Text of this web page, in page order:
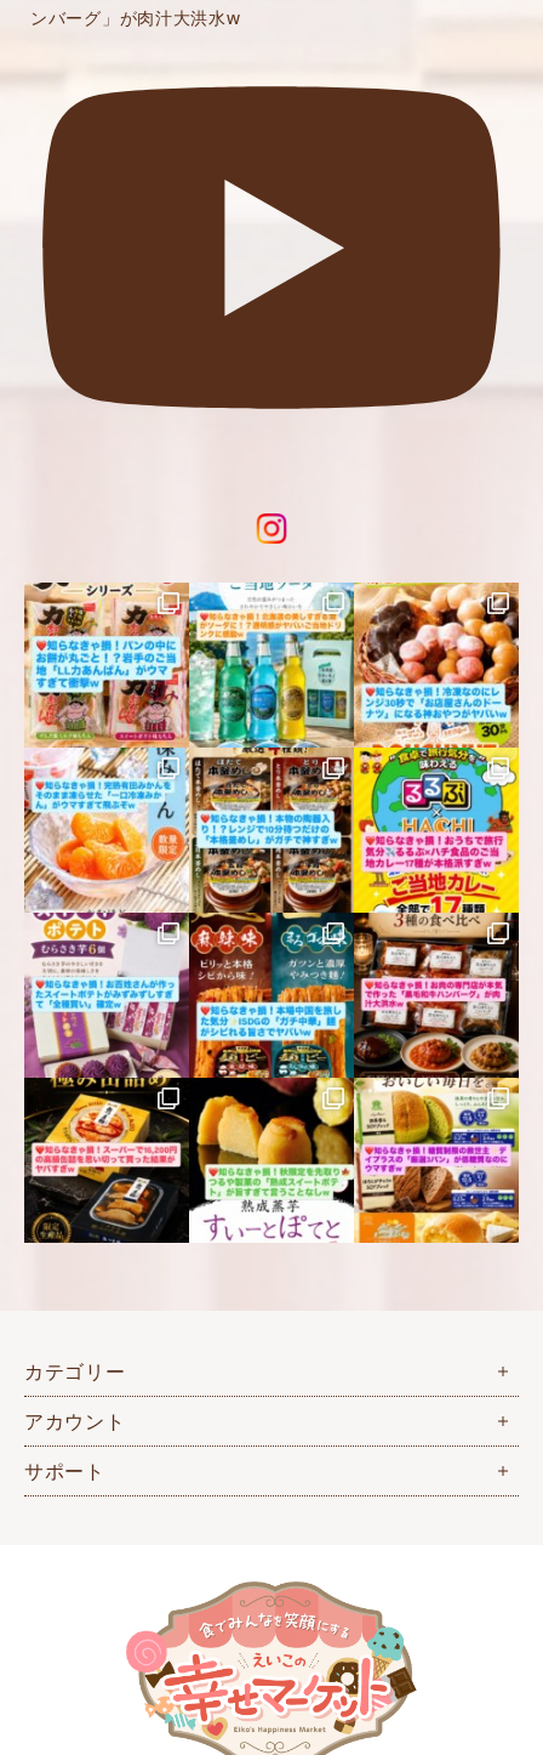
ンバーグ」が肉汁大洪水w
カテゴリー
アカウント
サポート